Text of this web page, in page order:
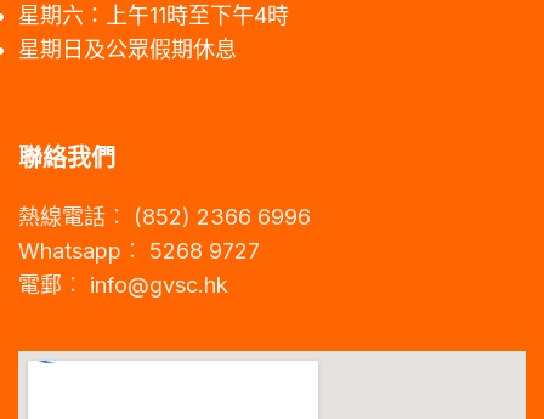
星期六：上午11時至下午4時
星期日及公眾假期休息
聯絡我們
熱線電話︰ (852) 2366 6996
Whatsapp︰ 5268 9727
電郵︰ info@gvsc.hk